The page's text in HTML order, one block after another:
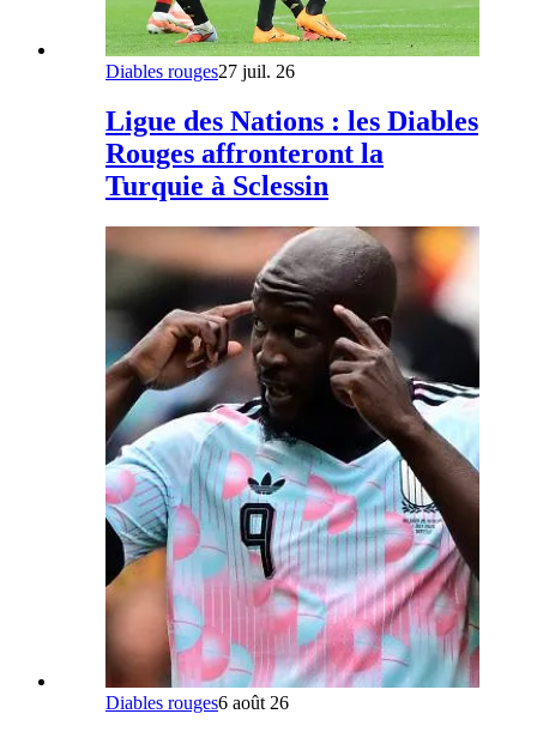
Diables rouges27 juil. 26
Ligue des Nations : les Diables
Rouges affronteront la
Turquie à Sclessin
Diables rouges6 août 26